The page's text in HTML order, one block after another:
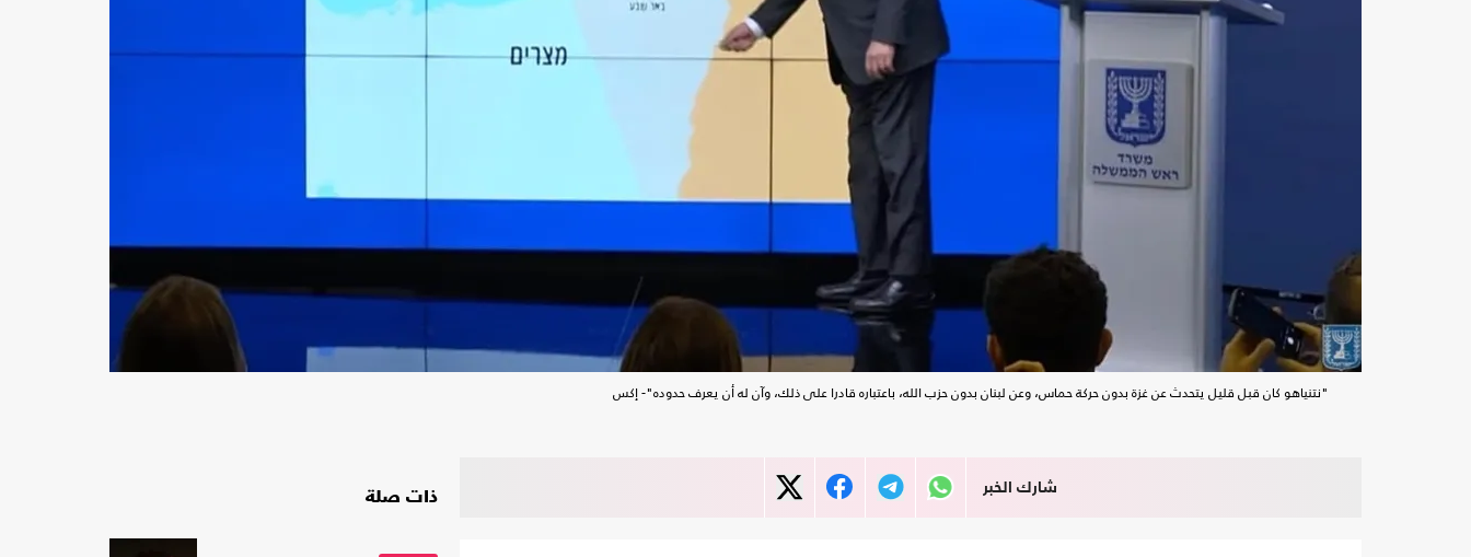
"نتنياهو كان قبل قليل يتحدث عن غزة بدون حركة حماس، وعن لبنان بدون حزب الله، باعتباره قادرا على ذلك، وآن له أن يعرف حدوده"- إكس
شارك الخبر
ذات صلة